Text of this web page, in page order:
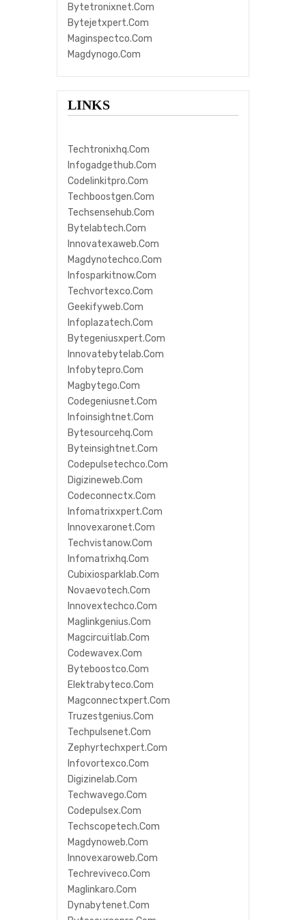
Bytetronixnet.com
Bytejetxpert.com
Maginspectco.com
Magdynogo.com
LINKS
Techtronixhq.com
Infogadgethub.com
Codelinkitpro.com
Techboostgen.com
Techsensehub.com
Bytelabtech.com
Innovatexaweb.com
Magdynotechco.com
Infosparkitnow.com
Techvortexco.com
Geekifyweb.com
Infoplazatech.com
Bytegeniusxpert.com
Innovatebytelab.com
Infobytepro.com
Magbytego.com
Codegeniusnet.com
Infoinsightnet.com
Bytesourcehq.com
Byteinsightnet.com
Codepulsetechco.com
Digizineweb.com
Codeconnectx.com
Infomatrixxpert.com
Innovexaronet.com
Techvistanow.com
Infomatrixhq.com
Cubixiosparklab.com
Novaevotech.com
Innovextechco.com
Maglinkgenius.com
Magcircuitlab.com
Codewavex.com
Byteboostco.com
Elektrabyteco.com
Magconnectxpert.com
Truzestgenius.com
Techpulsenet.com
Zephyrtechxpert.com
Infovortexco.com
Digizinelab.com
Techwavego.com
Codepulsex.com
Techscopetech.com
Magdynoweb.com
Innovexaroweb.com
Techreviveco.com
Maglinkaro.com
Dynabytenet.com